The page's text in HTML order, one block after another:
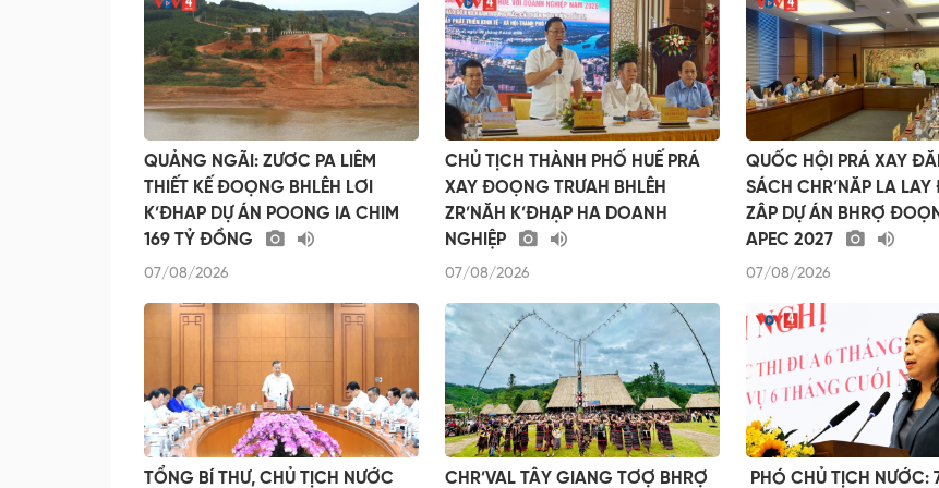
QUẢNG NGÃI: ZƯƠC PA LIÊM
THIẾT KẾ ĐOỌNG BHLÊH LƠI
K’ĐHAP DỰ ÁN POONG IA CHIM
169 TỶ ĐỒNG
07/08/2026
CHỦ TỊCH THÀNH PHỐ HUẾ PRÁ
XAY ĐOỌNG TRƯAH BHLÊH
ZR’NĂH K’ĐHẠP HA DOANH
NGHIỆP
07/08/2026
QUỐC HỘI PRÁ XAY
SÁCH CHR’NĂP LA
ZÂP DỰ ÁN BHRỢ
APEC 2027
07/08/2026
TỔNG BÍ THƯ, CHỦ TỊCH NƯỚC CHR’VAL TÂY GIANG TƠỢ BHRỢ ​PHÓ CHỦ TỊCH NƯỚC: